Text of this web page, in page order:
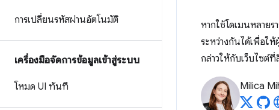
การเปลี่ยนรหัสผ่านอัตโนมัติ
เครื่องมือจัดการข้อมูลเข้าสู่ระบบ
โหมด UI ทันที
หากใช้โดเมนหลาย
ระหว่างกันได้เพื่อใ
กล่าวให้กับเว็บไซต์ที่
Milica